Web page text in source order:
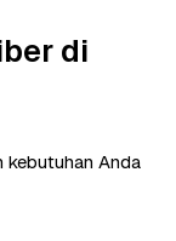
di
kebutuhan Anda